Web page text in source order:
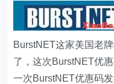
BurstNET这家美国老
了，这次BurstNET优
一次BurstNET优惠码